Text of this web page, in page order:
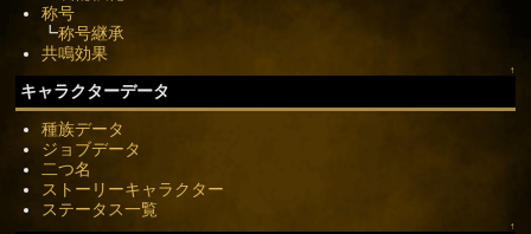
称号
┗称号継承
共鳴効果
↑
キャラクターデータ
種族データ
ジョブデータ
二つ名
ストーリーキャラクター
ステータス一覧
↑